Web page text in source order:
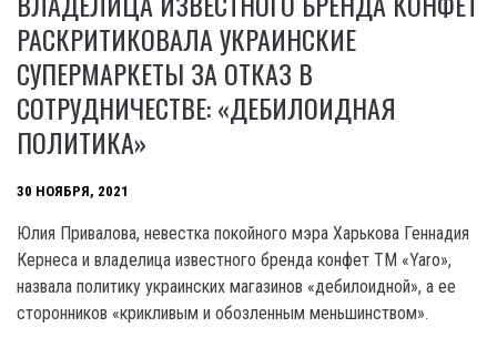
РАСКРИТИКОВАЛА УКРАИНСКИЕ
СУПЕРМАРКЕТЫ ЗА ОТКАЗ В
СОТРУДНИЧЕСТВЕ: «ДЕБИЛОИДНАЯ
ПОЛИТИКА»
30 НОЯБРЯ, 2021
Юлия Привалова, невестка покойного мэра Харькова Геннадия
Кернеса и владелица известного бренда конфет ТМ «Yaro»,
назвала политику украинских магазинов «дебилоидной», а ее
сторонников «крикливым и обозленным меньшинством».